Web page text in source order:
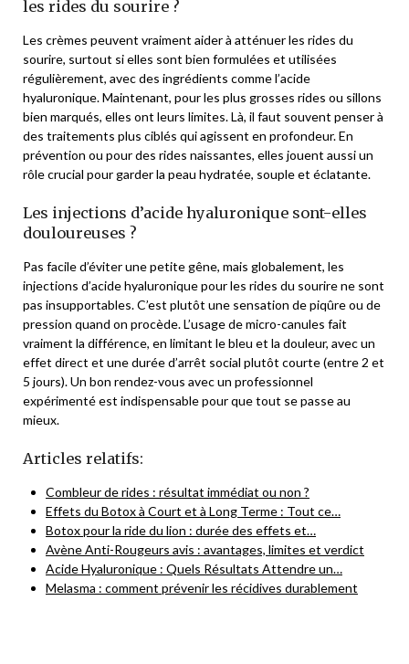
les rides du sourire ?
Les crèmes peuvent vraiment aider à atténuer les rides du
sourire, surtout si elles sont bien formulées et utilisées
régulièrement, avec des ingrédients comme l’acide
hyaluronique. Maintenant, pour les plus grosses rides ou sillons
bien marqués, elles ont leurs limites. Là, il faut souvent penser à
des traitements plus ciblés qui agissent en profondeur. En
prévention ou pour des rides naissantes, elles jouent aussi un
rôle crucial pour garder la peau hydratée, souple et éclatante.
Les injections d’acide hyaluronique sont-elles
douloureuses ?
Pas facile d’éviter une petite gêne, mais globalement, les
injections d’acide hyaluronique pour les rides du sourire ne sont
pas insupportables. C’est plutôt une sensation de piqûre ou de
pression quand on procède. L’usage de micro-canules fait
vraiment la différence, en limitant le bleu et la douleur, avec un
effet direct et une durée d’arrêt social plutôt courte (entre 2 et
5 jours). Un bon rendez-vous avec un professionnel
expérimenté est indispensable pour que tout se passe au
mieux.
Articles relatifs:
Combleur de rides : résultat immédiat ou non ?
Effets du Botox à Court et à Long Terme : Tout ce…
Botox pour la ride du lion : durée des effets et…
Avène Anti-Rougeurs avis : avantages, limites et verdict
Acide Hyaluronique : Quels Résultats Attendre un…
Melasma : comment prévenir les récidives durablement